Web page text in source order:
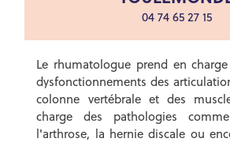
04 74 65 27 15
Le rhumatologue prend en
dysfonctionnements des
colonne vertébrale et des
charge des pathologies
l'arthrose, la hernie discale ou